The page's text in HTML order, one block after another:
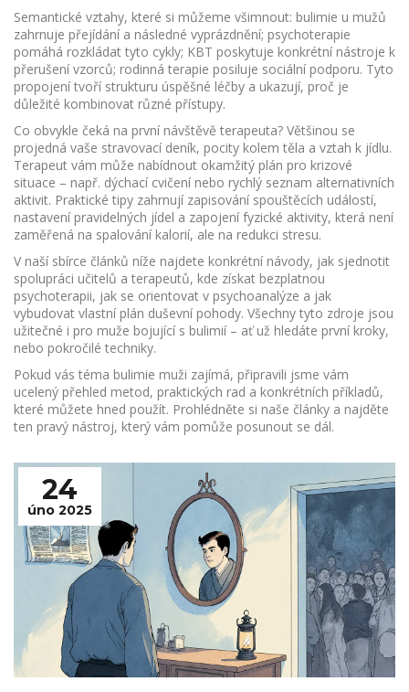
Semantické vztahy, které si můžeme všimnout: bulimie u mužů
zahrnuje přejídání a následné vyprázdnění; psychoterapie
pomáhá rozkládat tyto cykly; KBT poskytuje konkrétní nástroje k
přerušení vzorců; rodinná terapie posiluje sociální podporu. Tyto
propojení tvoří strukturu úspěšné léčby a ukazují, proč je
důležité kombinovat různé přístupy.
Co obvykle čeká na první návštěvě terapeuta? Většinou se
projedná vaše stravovací deník, pocity kolem těla a vztah k jídlu.
Terapeut vám může nabídnout okamžitý plán pro krizové
situace – např. dýchací cvičení nebo rychlý seznam alternativních
aktivit. Praktické tipy zahrnují zapisování spouštěcích událostí,
nastavení pravidelných jídel a zapojení fyzické aktivity, která není
zaměřená na spalování kalorií, ale na redukci stresu.
V naší sbírce článků níže najdete konkrétní návody, jak sjednotit
spolupráci učitelů a terapeutů, kde získat bezplatnou
psychoterapii, jak se orientovat v psychoanalýze a jak
vybudovat vlastní plán duševní pohody. Všechny tyto zdroje jsou
užitečné i pro muže bojující s bulimií – ať už hledáte první kroky,
nebo pokročilé techniky.
Pokud vás téma bulimie muži zajímá, připravili jsme vám
ucelený přehled metod, praktických rad a konkrétních příkladů,
které můžete hned použít. Prohlédněte si naše články a najděte
ten pravý nástroj, který vám pomůže posunout se dál.
24
úno 2025